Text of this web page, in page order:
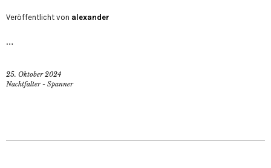
Veröffentlicht von alexander
…
25. Oktober 2024
Nachtfalter - Spanner